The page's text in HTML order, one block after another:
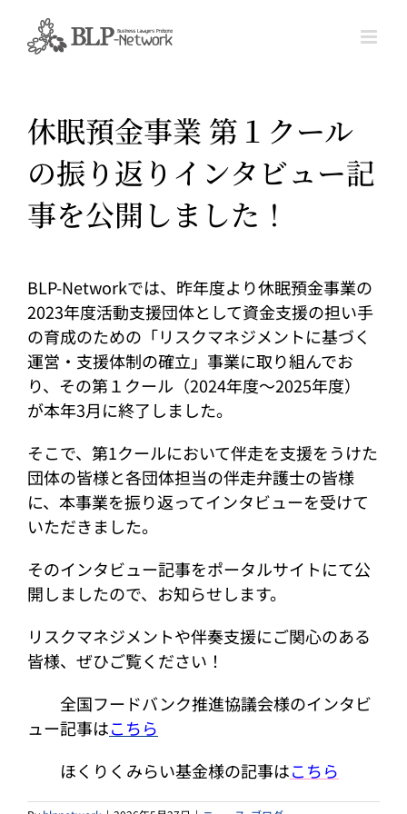
content
休眠預金事業 第１クール
の振り返りインタビュー記
事を公開しました！
BLP-Networkでは、昨年度より休眠預金事業の
2023年度活動支援団体として資金支援の担い手
の育成のための「リスクマネジメントに基づく
運営・支援体制の確立」事業に取り組んでお
り、その第１クール（2024年度〜2025年度）
が本年3月に終了しました。
そこで、第1クールにおいて伴走を支援をうけた
団体の皆様と各団体担当の伴走弁護士の皆様
に、本事業を振り返ってインタビューを受けて
いただきました。
そのインタビュー記事をポータルサイトにて公
開しましたので、お知らせします。
リスクマネジメントや伴奏支援にご関心のある
皆様、ぜひご覧ください！
全国フードバンク推進協議会様のインタビ
ュー記事はこちら
ほくりくみらい基金様の記事はこちら